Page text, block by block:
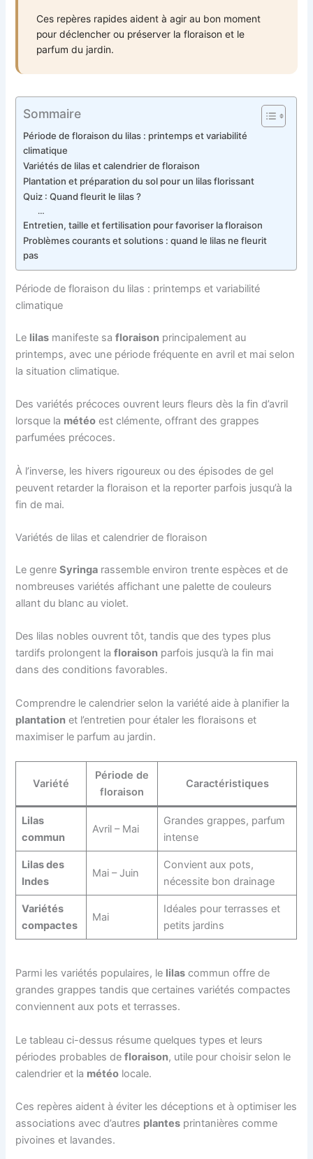
Ces repères rapides aident à agir au bon moment
pour déclencher ou préserver la floraison et le
parfum du jardin.
Sommaire
Période de floraison du lilas : printemps et variabilité
climatique
Variétés de lilas et calendrier de floraison
Plantation et préparation du sol pour un lilas florissant
Quiz : Quand fleurit le lilas ?
…
Entretien, taille et fertilisation pour favoriser la floraison
Problèmes courants et solutions : quand le lilas ne fleurit
pas
Période de floraison du lilas : printemps et variabilité
climatique
Le lilas manifeste safloraison principalement au
printemps, avec une période fréquente en avril et mai selon
la situation climatique.
Des variétés précoces ouvrent leurs fleurs dès la fin d’avril
lorsque la météo est clémente, offrant des grappes
parfumées précoces.
À l’inverse, les hivers rigoureux ou des épisodes de gel
peuvent retarder la floraison et la reporter parfois jusqu’à la
fin de mai.
Variétés de lilas et calendrier de floraison
Le genreSyringa rassemble environ trente espèces et de
nombreuses variétés affichant une palette de couleurs
allant du blanc au violet.
Des lilas nobles ouvrent tôt, tandis que des types plus
tardifs prolongent lafloraison parfois jusqu’à la fin mai
dans des conditions favorables.
Comprendre le calendrier selon la variété aide à planifier la
plantation et l’entretien pour étaler les floraisons et
maximiser le parfum au jardin.
Variété
Période de
floraison
Caractéristiques
Lilas
commun
Avril – Mai
Grandes grappes, parfum
intense
Lilas des
Indes
Mai – Juin
Convient aux pots,
nécessite bon drainage
Variétés
compactes
Mai
Idéales pour terrasses et
petits jardins
Parmi les variétés populaires, le lilas commun offre de
grandes grappes tandis que certaines variétés compactes
conviennent aux pots et terrasses.
Le tableau ci-dessus résume quelques types et leurs
périodes probables defloraison, utile pour choisir selon le
calendrier et la météo locale.
Ces repères aident à éviter les déceptions et à optimiser les
associations avec d’autres plantes printanières comme
pivoines et lavandes.